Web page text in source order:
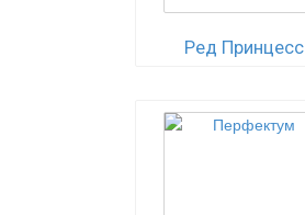
Ред Принцесс